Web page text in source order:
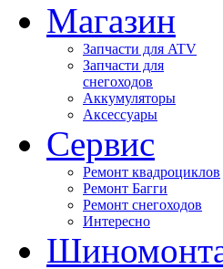
Магазин
Запчасти для ATV
Запчасти для
снегоходов
Аккумуляторы
Аксессуары
Сервис
Ремонт квадроциклов
Ремонт Багги
Ремонт снегоходов
Интересно